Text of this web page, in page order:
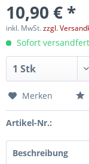
10,90 € *
inkl. MwSt.zzgl.
Sofort
Merken
Artikel-Nr.:
Beschreibung